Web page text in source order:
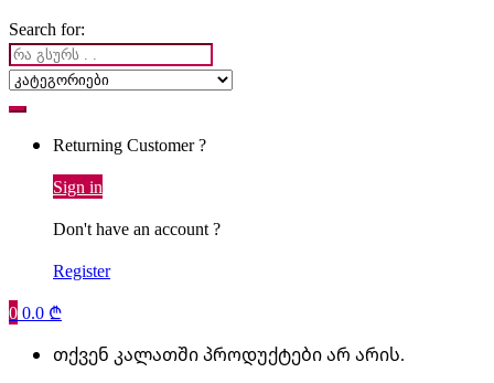
Search for:
Returning Customer ?
Sign in
Don't have an account ?
Register
00.0 ₾
თქვენ კალათში პროდუქტები არ არის.